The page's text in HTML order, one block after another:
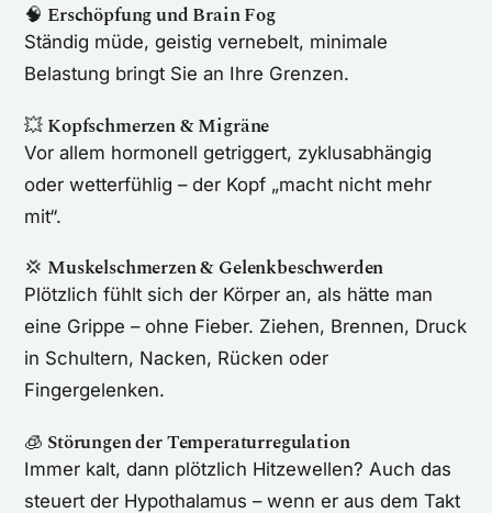
🧠 Erschöpfung und Brain Fog
Ständig müde, geistig vernebelt, minimale
Belastung bringt Sie an Ihre Grenzen.
💥Kopfschmerzen & Migräne
Vor allem hormonell getriggert, zyklusabhängig
oder wetterfühlig – der Kopf „macht nicht mehr
mit“.
💢 Muskelschmerzen & Gelenkbeschwerden
Plötzlich fühlt sich der Körper an, als hätte man
eine Grippe – ohne Fieber. Ziehen, Brennen, Druck
in Schultern, Nacken, Rücken oder
Fingergelenken.
🧊 Störungen der Temperaturregulation
Immer kalt, dann plötzlich Hitzewellen? Auch das
steuert der Hypothalamus – wenn er aus dem Takt